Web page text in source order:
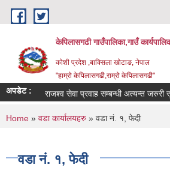
Skip to main content
केपिलासगढी गाउँपालिका,गाउँ
कोशी प्रदेश ,बाक्सिला खोटाङ, नेपाल
"हाम्रो केपिलासगढी,राम्रो केपिलासगढी"
अपडेट : राजश्व सेवा प्रवाह सम्बन्धी अत्यन्त जरुरी
You are here
Home » वडा कार्यालयहरु » वडा नं. १, फेदी
वडा नं. १, फेदी